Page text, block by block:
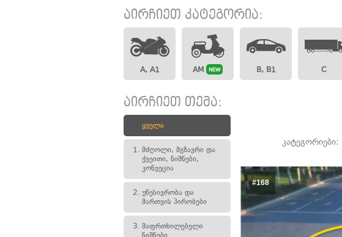
აირჩიეთ კატეგორია:
A, A1 AM NEW B, B1 C
აირჩიეთ თემა:
ყველა
1. მძღოლი, მგზავრი და
ქვეითი, ნიშნები,
კონვეცია
2. უწესივრობა და
მართვის პირობები
3. მაფრთხილებელი
ნიშნები
კატეგორიები:
#168